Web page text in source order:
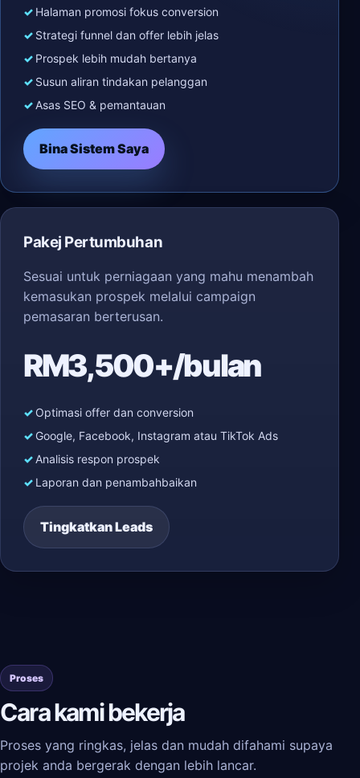
Halaman promosi fokus conversion
Strategi funnel dan offer lebih jelas
Prospek lebih mudah bertanya
Susun aliran tindakan pelanggan
Asas SEO & pemantauan
Bina Sistem Saya
Pakej Pertumbuhan
Sesuai untuk perniagaan yang mahu menambah
kemasukan prospek melalui campaign
pemasaran berterusan.
RM3,500+/bulan
Optimasi offer dan conversion
Google, Facebook, Instagram atau TikTok Ads
Analisis respon prospek
Laporan dan penambahbaikan
Tingkatkan Leads
Proses
Cara kami bekerja
Proses yang ringkas, jelas dan mudah difahami supaya
projek anda bergerak dengan lebih lancar.